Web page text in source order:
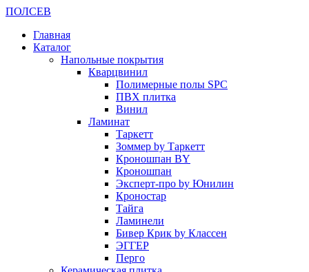
ПОЛСЕВ
Главная
Каталог
Напольные покрытия
Кварцвинил
Полимерные полы SPC
ПВХ плитка
Винил
Ламинат
Таркетт
Зоммер by Таркетт
Кроношпан BY
Кроношпан
Эксперт-про by Юнилин
Кроностар
Тайга
Ламинели
Бивер Крик by Классен
ЭГГЕР
Перго